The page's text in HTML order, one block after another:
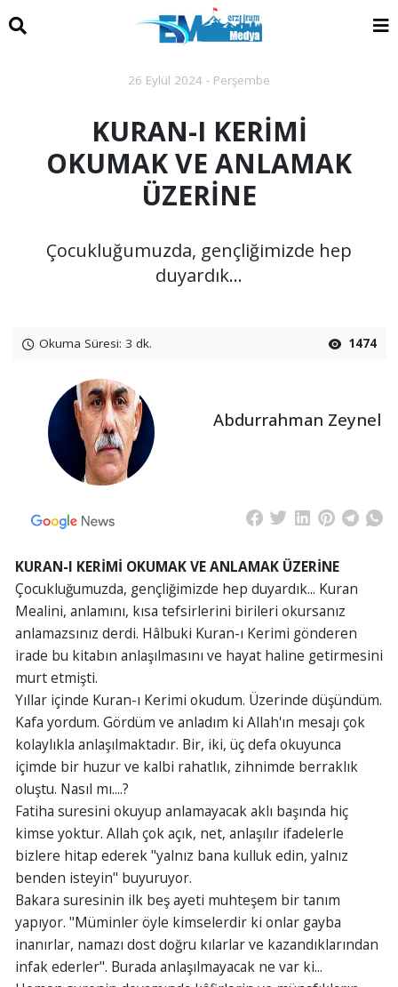
26 Eylül 2024 - Perşembe
KURAN-I KERİMİ
OKUMAK VE ANLAMAK
ÜZERİNE
Çocukluğumuzda, gençliğimizde hep
duyardık...
Okuma Süresi: 3 dk. 1474
Abdurrahman Zeynel
KURAN-I KERİMİ OKUMAK VE ANLAMAK ÜZERİNE
Çocukluğumuzda, gençliğimizde hep duyardık... Kuran
Mealini, anlamını, kısa tefsirlerini birileri okursanız
anlamazsınız derdi. Hâlbuki Kuran-ı Kerimi gönderen
irade bu kitabın anlaşılmasını ve hayat haline getirmesini
murt etmişti.
Yıllar içinde Kuran-ı Kerimi okudum. Üzerinde düşündüm.
Kafa yordum. Gördüm ve anladım ki Allah'ın mesajı çok
kolaylıkla anlaşılmaktadır. Bir, iki, üç defa okuyunca
içimde bir huzur ve kalbi rahatlık, zihnimde berraklık
oluştu. Nasıl mı....?
Fatiha suresini okuyup anlamayacak aklı başında hiç
kimse yoktur. Allah çok açık, net, anlaşılır ifadelerle
bizlere hitap ederek "yalnız bana kulluk edin, yalnız
benden isteyin" buyuruyor.
Bakara suresinin ilk beş ayeti muhteşem bir tanım
yapıyor. "Müminler öyle kimselerdir ki onlar gayba
inanırlar, namazı dost doğru kılarlar ve kazandıklarından
infak ederler". Burada anlaşılmayacak ne var ki...